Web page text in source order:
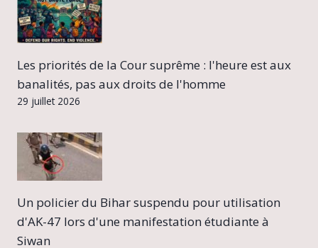
Les priorités de la Cour suprême : l'heure est aux
banalités, pas aux droits de l'homme
29 juillet 2026
Un policier du Bihar suspendu pour utilisation
d'AK-47 lors d'une manifestation étudiante à
Siwan